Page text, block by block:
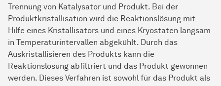
Trennung von Katalysator und Produkt. Bei der
Produktkristallisation wird die Reaktionslösung mit
Hilfe eines Kristallisators und eines Kryostaten langsam
in Temperaturintervallen abgekühlt. Durch das
Auskristallisieren des Produkts kann die
Reaktionslösung abfiltriert und das Produkt gewonnen
werden. Dieses Verfahren ist sowohl für das Produkt als